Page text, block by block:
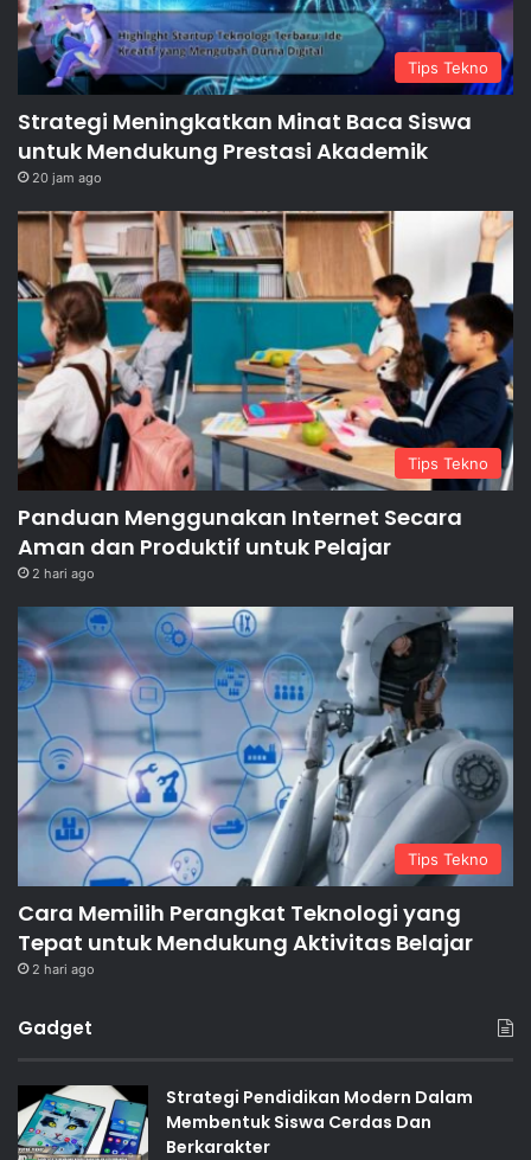
Tips Tekno
Strategi Meningkatkan Minat Baca Siswa
untuk Mendukung Prestasi Akademik
20 jam ago
Tips Tekno
Panduan Menggunakan Internet Secara
Aman dan Produktif untuk Pelajar
2 hari ago
Tips Tekno
Cara Memilih Perangkat Teknologi yang
Tepat untuk Mendukung Aktivitas Belajar
2 hari ago
Gadget
Strategi Pendidikan Modern Dalam
Membentuk Siswa Cerdas Dan
Berkarakter